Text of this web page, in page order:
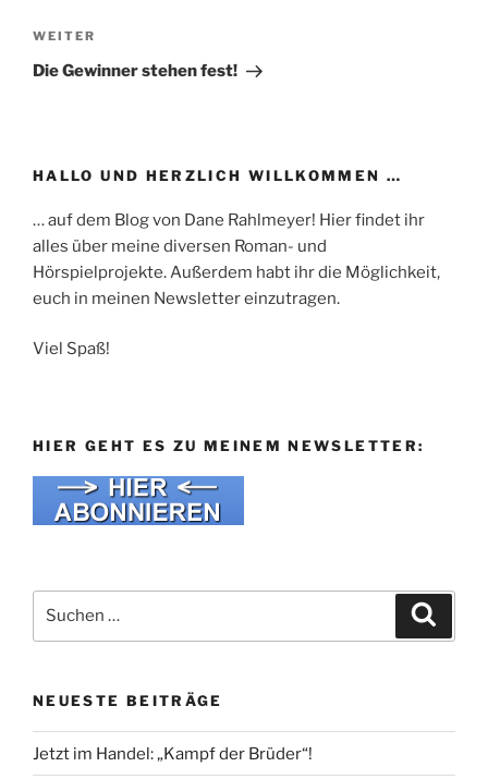
Nächster
Beitrag
WEITER
Die Gewinner stehen fest!
HALLO UND HERZLICH WILLKOMMEN …
… auf dem Blog von Dane Rahlmeyer! Hier findet ihr
alles über meine diversen Roman- und
Hörspielprojekte. Außerdem habt ihr die Möglichkeit,
euch in meinen Newsletter einzutragen.
Viel Spaß!
HIER GEHT ES ZU MEINEM NEWSLETTER:
nach:
NEUESTE BEITRÄGE
Jetzt im Handel: „Kampf der Brüder“!